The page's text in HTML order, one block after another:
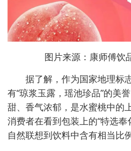
图片来源：康师傅饮
据了解，作为国家地理标
有“琼浆玉露，瑶池珍品”的美
甜、香气浓郁，是水蜜桃中的
消费者在看到包装上的“特选奉
自然联想到饮料中含有相当比